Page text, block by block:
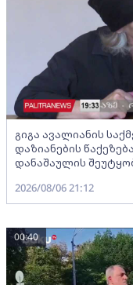
გიგა ავალიანის
დაზიანების
დანაშაულის
2026/08/06 21:12
00:40